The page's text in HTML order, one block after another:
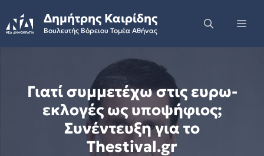
to
content
Δημήτρης Καιρίδης
Βουλευτής Βόρειου Τομέα Αθήνας
Γιατί συμμετέχω στις ευρω-
εκλογές ως υποψήφιος;
Συνέντευξη για το
Thestival.gr